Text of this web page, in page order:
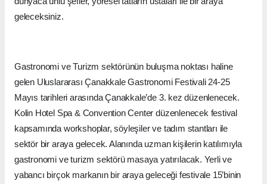
geleceksiniz.
Gastronomi ve Turizm sektörünün buluşma noktası haline
gelen Uluslararası Çanakkale Gastronomi Festivali 24-25
Mayıs tarihleri arasında Çanakkale’de 3. kez düzenlenecek.
Kolin Hotel Spa & Convention Center düzenlenecek festival
kapsamında workshoplar, söyleşiler ve tadım stantları ile
sektör bir araya gelecek. Alanında uzman kişilerin katılımıyla
gastronomi ve turizm sektörü masaya yatırılacak. Yerli ve
yabancı birçok markanın bir araya geleceği festivale 15’binin